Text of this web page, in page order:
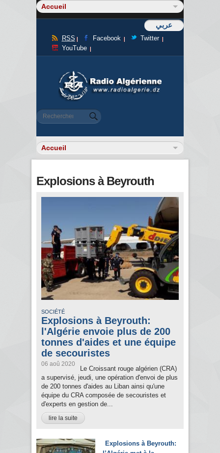
عربي
RSS Facebook
Twitter
YouTube
Formulaire de recherche
Rechercher
Explosions à Beyrouth
SOCIÉTÉ
Explosions à Beyrouth:
l'Algérie envoie plus de 200
tonnes d'aides et une équipe
de secouristes
06 aoû 2020
Le Croissant rouge algérien (CRA)
a supervisé, jeudi, une opération d'envoi de plus
de 200 tonnes d'aides au Liban ainsi qu'une
équipe du CRA composée de secouristes et
d'experts en gestion de...
lire la suite
Explosions à Beyrouth: